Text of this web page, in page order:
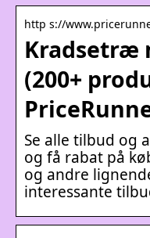
http s://
Kradsetræ
(200+
Se alle tilbud og
og få rabat på
og andre
interessante